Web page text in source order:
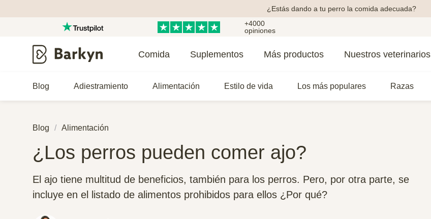
¿Estás dando a tu perro la comida adecuada?
+4000
opiniones
Comida Suplementos Más productos Nuestros veterinarios
Blog Adiestramiento Alimentación Estilo de vida Los más populares Razas
Blog Alimentación
¿Los perros pueden comer ajo?
El ajo tiene multitud de beneficios, también para los perros. Pero, por otra parte, se
incluye en el listado de alimentos prohibidos para ellos ¿Por qué?